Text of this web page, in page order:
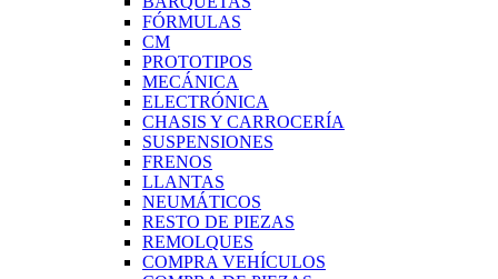
FÓRMULAS
CM
PROTOTIPOS
MECÁNICA
ELECTRÓNICA
CHASIS Y CARROCERÍA
SUSPENSIONES
FRENOS
LLANTAS
NEUMÁTICOS
RESTO DE PIEZAS
REMOLQUES
COMPRA VEHÍCULOS